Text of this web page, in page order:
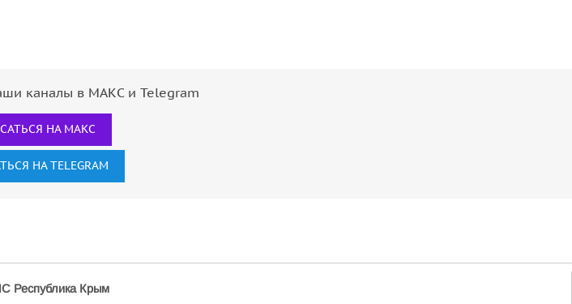
каналы в МАКС и Telegram
НА МАКС
НА TELEGRAM
Республика Крым